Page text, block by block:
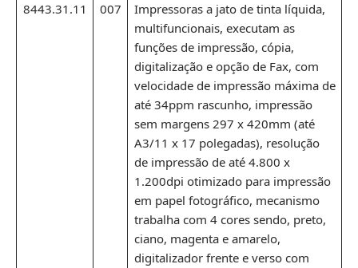
8443.31.11
007
Impressoras a jato de tinta líquida,
multifuncionais, executam as
funções de impressão, cópia,
digitalização e opção de Fax, com
velocidade de impressão máxima de
até 34ppm rascunho, impressão
sem margens 297 x 420mm (até
A3/11 x 17 polegadas), resolução
de impressão de até 4.800 x
1.200dpi otimizado para impressão
em papel fotográfico, mecanismo
trabalha com 4 cores sendo, preto,
ciano, magenta e amarelo,
digitalizador frente e verso com